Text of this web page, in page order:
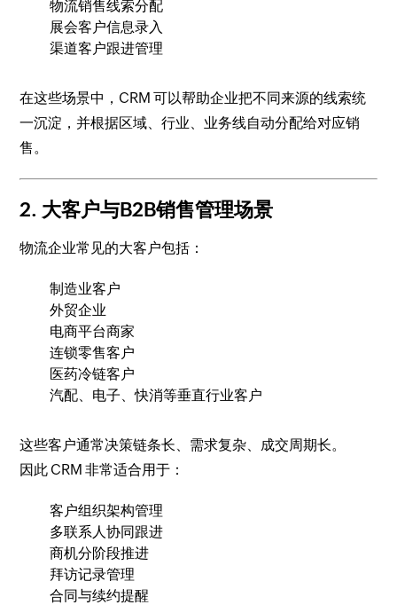
物流销售线索分配
展会客户信息录入
渠道客户跟进管理
在这些场景中，CRM 可以帮助企业把不同来源的线索统
一沉淀，并根据区域、行业、业务线自动分配给对应销
售。
2. 大客户与B2B销售管理场景
物流企业常见的大客户包括：
制造业客户
外贸企业
电商平台商家
连锁零售客户
医药冷链客户
汽配、电子、快消等垂直行业客户
这些客户通常决策链条长、需求复杂、成交周期长。
因此 CRM 非常适合用于：
客户组织架构管理
多联系人协同跟进
商机分阶段推进
拜访记录管理
合同与续约提醒